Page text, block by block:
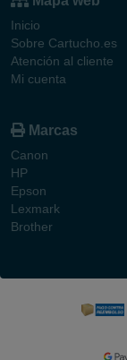
Inicio
Sobre Cartucho.es
Atención al cliente
Mi cuenta
Marcas
Canon
HP
Epson
Lexmark
Brother